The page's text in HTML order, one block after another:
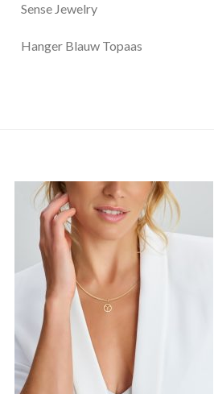
Sense Jewelry
Hanger Blauw Topaas